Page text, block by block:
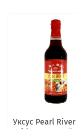
Уксус Pearl River